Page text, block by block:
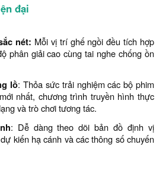
đại
nét: Mỗi vị trí ghế ngồi đều tích hợp
phân giải cao cùng tai nghe chống ồn
lồ: Thỏa sức trải nghiệm các bộ phim
nhất, chương trình truyền hình thực
và trò chơi tương tác.
: Dễ dàng theo dõi bản đồ định vị
kiến hạ cánh và các thông số chuyến